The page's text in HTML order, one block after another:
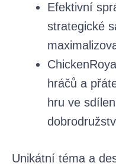
Efektivní
strategické
hráčů a
hru ve
Unikátní téma a